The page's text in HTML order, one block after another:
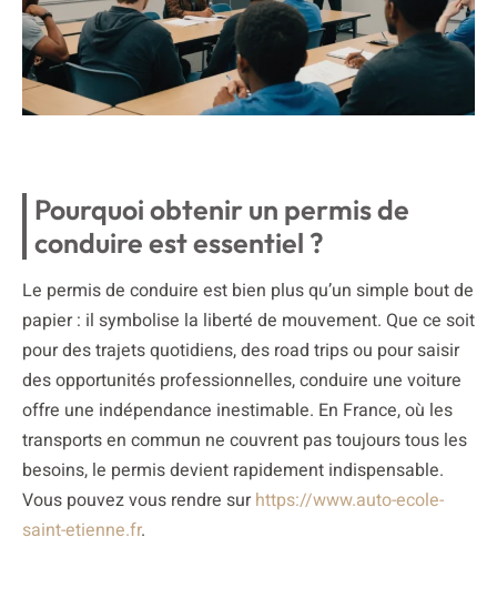
Pourquoi obtenir un permis de
conduire est essentiel ?
Le permis de conduire est bien plus qu’un simple bout de
papier : il symbolise la liberté de mouvement. Que ce soit
pour des trajets quotidiens, des road trips ou pour saisir
des opportunités professionnelles, conduire une voiture
offre une indépendance inestimable. En France, où les
transports en commun ne couvrent pas toujours tous les
besoins, le permis devient rapidement indispensable.
Vous pouvez vous rendre surhttps://www.auto-ecole-
saint-etienne.fr.